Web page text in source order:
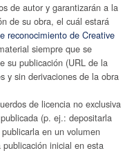
de autor y garantizarán a la
de su obra, el cuál estará
reconocimiento de Creative
siempre que se
su publicación (URL de la
y sin derivaciones de la obra
de licencia no exclusiva
(p. ej.: depositarla
en un volumen
inicial en esta